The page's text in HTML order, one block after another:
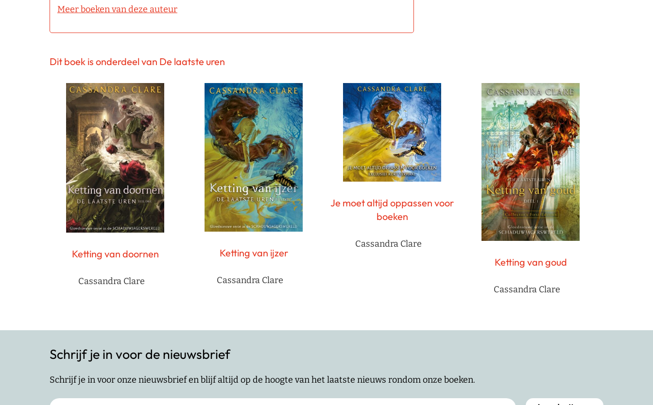
Meer boeken van deze auteur
Dit boek is onderdeel van De laatste uren
Ketting van doornen
Cassandra Clare
Ketting van ijzer
Cassandra Clare
Je moet altijd oppassen voor
boeken
Cassandra Clare
Ketting van goud
Cassandra Clare
Schrijf je in voor de nieuwsbrief
Schrijf je in voor onze nieuwsbrief en blijf altijd op de hoogte van het laatste nieuws rondom onze boeken.